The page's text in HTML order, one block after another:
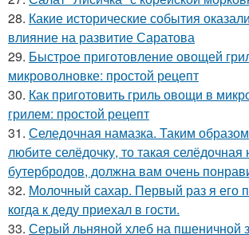
28. Какие исторические события
влияние на развитие Саратова
29. Быстрое приготовление овощей
микроволновке: простой рецепт
30. Как приготовить гриль овощи в
грилем: простой рецепт
31. Селедочная намазка. Таким
любите селёдочку, то такая селёдочная
бутербродов, должна вам очень
32. Молочный сахар. Первый раз я его
когда к деду приехал в гости.
33. Серый льняной хлеб на пшеничной